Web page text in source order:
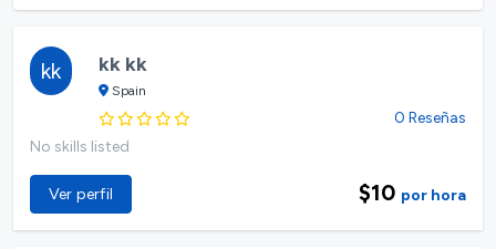
kk kk kk
Spain
0 Reseñas
No skills listed
Ver perfil $10 por hora